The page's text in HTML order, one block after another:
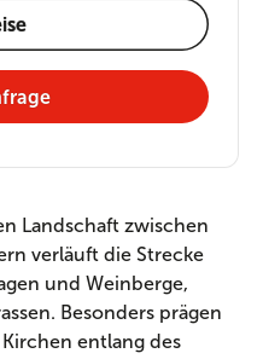
Landschaft zwischen
verläuft die Strecke
und Weinberge,
Besonders prägen
entlang des